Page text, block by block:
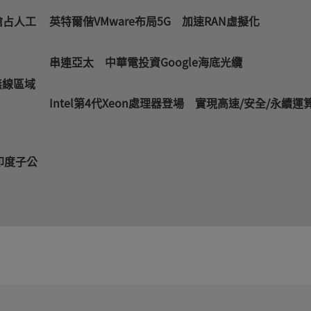
人工
區域
度子公
英特爾偕VMware布局5G 加速RAN虛擬化
串連亞太 中華電投資Google海底光纜
Intel第4代Xeon處理器登場 實現高速/安全/永續運